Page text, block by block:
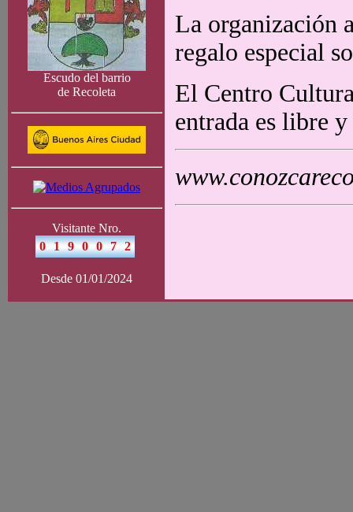
Escudo del barrio
de Recoleta
Visitante Nro.
Desde 01/01/2024
La organización
regalo especial
El Centro
entrada es libre